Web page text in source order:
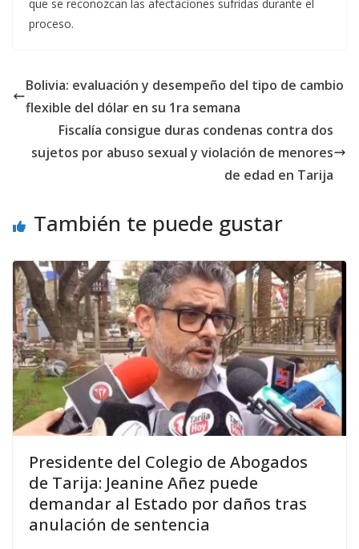
que se reconozcan las afectaciones sufridas durante el
proceso.
Bolivia: evaluación y desempeño del tipo de cambio
flexible del dólar en su 1ra semana
Fiscalía consigue duras condenas contra dos
sujetos por abuso sexual y violación de menores
de edad en Tarija
También te puede gustar
Presidente del Colegio de Abogados
de Tarija: Jeanine Añez puede
demandar al Estado por daños tras
anulación de sentencia